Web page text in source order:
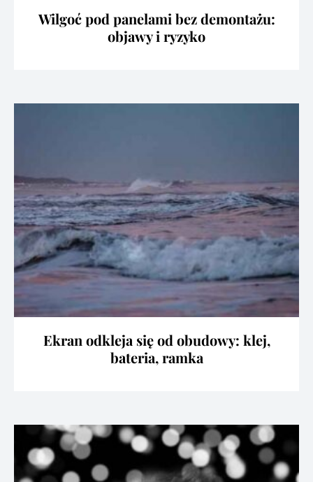
Wilgoć pod panelami bez demontażu:
objawy i ryzyko
Ekran odkleja się od obudowy: klej,
bateria, ramka